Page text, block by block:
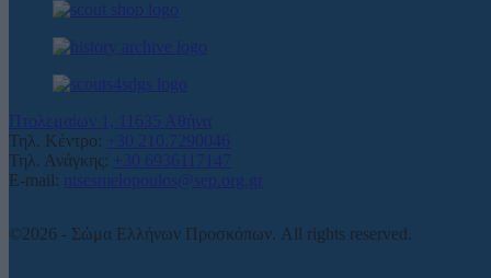
Πτολεμαίων 1, 11635 Αθήνα
Τηλ. Κέντρο:
+30 210.7290046
Τηλ. Ανάγκης:
+30 6936117147
E-mail:
ntsesmelopoulos@sep.org.gr
©2026 - Σώμα Ελλήνων Προσκόπων. All rights reserved.